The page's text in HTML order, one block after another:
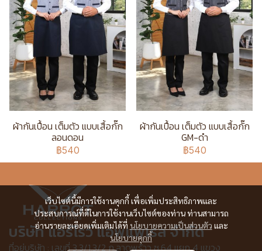
ผ้ากันเปื้อน เต็มตัว แบบเสื้อกั๊ก
ลอนดอน
฿540
ผ้ากันเปื้อน เต็มตัว แบบเสื้อกั๊ก
GM-ดำ
฿540
เว็บไซต์นี้มีการใช้งานคุกกี้ เพื่อเพิ่มประสิทธิภาพและ
ประสบการณ์ที่ดีในการใช้งานเว็บไซต์ของท่าน ท่านสามารถ
อ่านรายละเอียดเพิ่มเติมได้ที่ นโยบายความเป็นส่วนตัว และ
นโยบายคุกกี้
บริษัท แอร์โรว์ แอพแพเรล จำกัด
ที่อยู่บริษัท : เลขที่ 3,3/1,3/2 ก.ลาดพร้าว ซ.64 แยก 4 แขวง